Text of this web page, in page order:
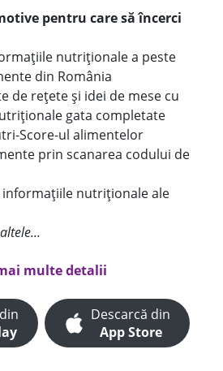
pentru care să încerci
nutriționale a peste
din România
de rețete și idei de mese cu
gata completate
Score-ul alimentelor
prin scanarea codului de
nutriționale ale
multe detalii
Descarcă din
App Store